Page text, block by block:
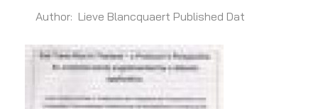
Author: Lieve Blancquaert Published Dat